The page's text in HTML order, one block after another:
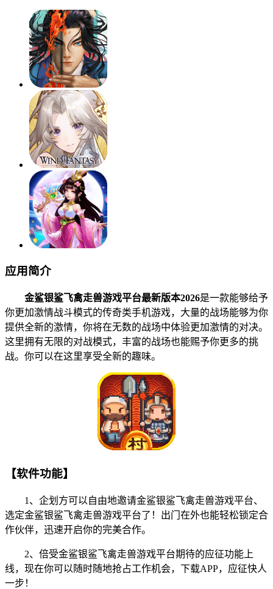
应用简介
金鲨银鲨飞禽走兽游戏平台最新版本2026是一款能够给予
你更加激情战斗模式的传奇类手机游戏，大量的战场能够为你
提供全新的激情，你将在无数的战场中体验更加激情的对决。
这里拥有无限的对战模式，丰富的战场也能赐予你更多的挑
战。你可以在这里享受全新的趣味。
【软件功能】
1、企划方可以自由地邀请金鲨银鲨飞禽走兽游戏平台、
选定金鲨银鲨飞禽走兽游戏平台了！出门在外也能轻松锁定合
作伙伴，迅速开启你的完美合作。
2、倍受金鲨银鲨飞禽走兽游戏平台期待的应征功能上
线，现在你可以随时随地抢占工作机会，下载APP，应征快人
一步！